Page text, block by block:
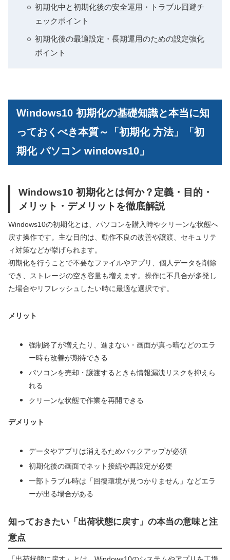
初期化中と初期化後の安全運用・トラブル回避チ
ェックポイント
初期化後の最適設定・長期運用のための設定強化
ポイント
Windows10 初期化の基礎知識と本当に知
っておくべき本質～「初期化 方法」「初
期化 パソコン windows10」
Windows10 初期化とは何か？定義・目的・
メリット・デメリットを徹底解説
Windows10の初期化とは、パソコンを購入時やクリーンな状態へ
戻す操作です。主な目的は、動作不良の改善や譲渡、セキュリテ
ィ対策などが挙げられます。
初期化を行うことで不要なファイルやアプリ、個人データを削除
でき、ストレージの空き容量も増えます。操作に不具合が多発し
た場合やリフレッシュしたい時に最適な選択です。
メリット
強制終了が増えたり、進まない・画面が真っ暗などのエラ
ー時も改善が期待できる
パソコンを売却・譲渡するときも情報漏洩リスクを抑えら
れる
クリーンな状態で作業を再開できる
デメリット
データやアプリは消えるためバックアップが必須
初期化後の画面でネット接続や再設定が必要
一部トラブル時は「回復環境が見つかりません」などエラ
ーが出る場合がある
知っておきたい「出荷状態に戻す」の本当の意味と注
意点